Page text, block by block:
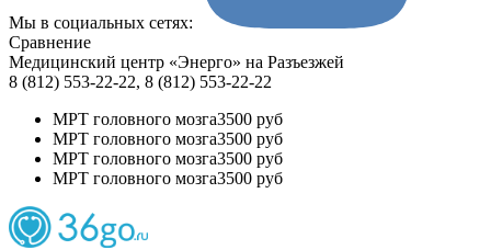
Мы в социальных сетях:
Сравнение
Медицинский центр «Энерго» на Разъезжей
8 (812) 553-22-22, 8 (812) 553-22-22
МРТ головного мозга3500 руб
МРТ головного мозга3500 руб
МРТ головного мозга3500 руб
МРТ головного мозга3500 руб